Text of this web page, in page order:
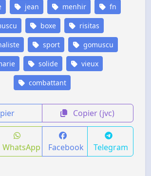
jean menhir fn
boxe risitas
sport gomuscu
solide vieux
combattant
Copier (jvc)
WhatsApp Facebook Telegram